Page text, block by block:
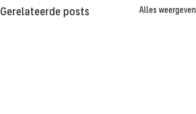
Gerelateerde posts Alles weergeven